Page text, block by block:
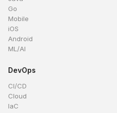
Go
Mobile
iOS
Android
ML/AI
DevOps
CI/CD
Cloud
IaC